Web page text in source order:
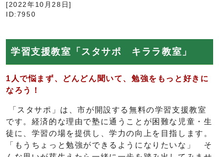
[2022年10月28日]
ID:7950
学習支援教室「スタサポ キララ教室」
1人で悩まず、どんどん聞いて、勉強をもっと好きに
なろう！
「スタサポ」は、市が開設する無料の学習支援教室
です。経済的な理由で塾に通うことが困難な児童・生
徒に、学習の場を提供し、学力の向上を目指します。
「もうちょっと勉強ができるようになりたいな」 そ